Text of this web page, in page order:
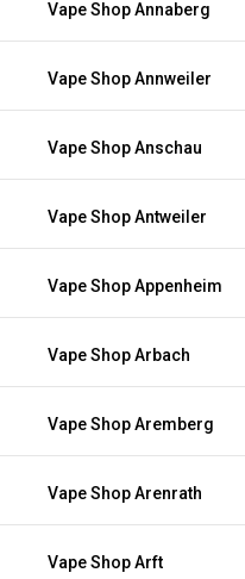
Vape Shop Annaberg
Vape Shop Annweiler
Vape Shop Anschau
Vape Shop Antweiler
Vape Shop Appenheim
Vape Shop Arbach
Vape Shop Aremberg
Vape Shop Arenrath
Vape Shop Arft